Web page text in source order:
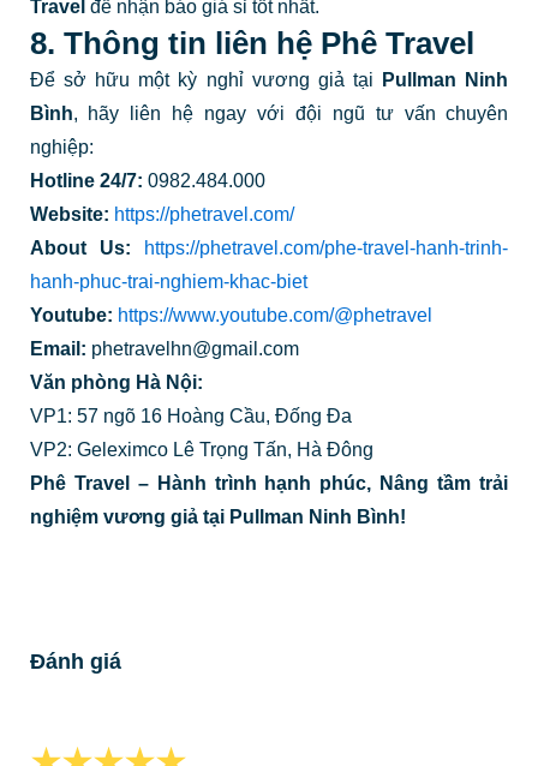
Travel để nhận báo giá sỉ tốt nhất.
8. Thông tin liên hệ Phê Travel
Để sở hữu một kỳ nghỉ vương giả tại
Pullman Ninh
Bình, hãy liên hệ ngay với đội ngũ tư vấn chuyên
nghiệp:
Hotline 24/7: 0982.484.000
Website: https://phetravel.com/
About Us:
https://phetravel.com/phe-travel-hanh-trinh-
hanh-phuc-trai-nghiem-khac-biet
Youtube: https://www.youtube.com/@phetravel
Email: phetravelhn@gmail.com
Văn phòng Hà Nội:
VP1: 57 ngõ 16 Hoàng Cầu, Đống Đa
VP2: Geleximco Lê Trọng Tấn, Hà Đông
Phê Travel – Hành trình hạnh phúc, Nâng tầm trải
nghiệm vương giả tại Pullman Ninh Bình!
Đánh giá